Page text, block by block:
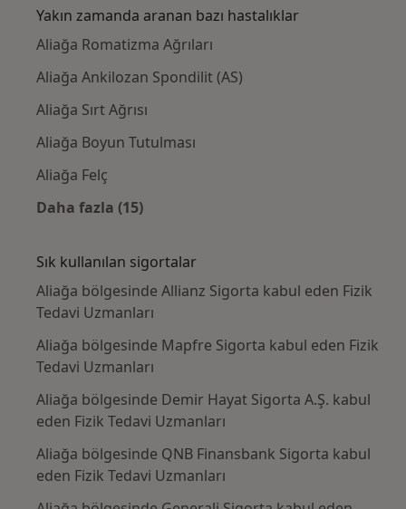
Yakın zamanda aranan bazı hastalıklar
Aliağa Romatizma Ağrıları
Aliağa Ankilozan Spondilit (AS)
Aliağa Sırt Ağrısı
Aliağa Boyun Tutulması
Aliağa Felç
Daha fazla (15)
Sık kullanılan sigortalar
Aliağa bölgesinde Allianz Sigorta kabul eden Fizik
Tedavi Uzmanları
Aliağa bölgesinde Mapfre Sigorta kabul eden Fizik
Tedavi Uzmanları
Aliağa bölgesinde Demir Hayat Sigorta A.Ş. kabul
eden Fizik Tedavi Uzmanları
Aliağa bölgesinde QNB Finansbank Sigorta kabul
eden Fizik Tedavi Uzmanları